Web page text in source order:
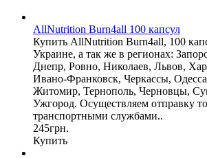
AllNutrition Burn4all 100 капсул
Купить AllNutrition Burn4all, 100
Украине, а так же в регионах:
Днепр, Ровно, Николаев, Львов,
Ивано-Франковск, Черкассы,
Житомир, Тернополь, Черновцы,
Ужгород. Осуществляем отправку
транспортными службами..
245грн.
Купить